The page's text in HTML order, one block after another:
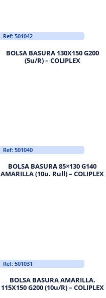
Ref: 501042
BOLSA BASURA 130X150 G200
(5u/R) – COLIPLEX
Ref: 501040
BOLSA BASURA 85×130 G140
AMARILLA (10u. Rull) – COLIPLEX
Ref: 501031
BOLSA BASURA AMARILLA.
115X150 G200 (10u/R) – COLIPLEX